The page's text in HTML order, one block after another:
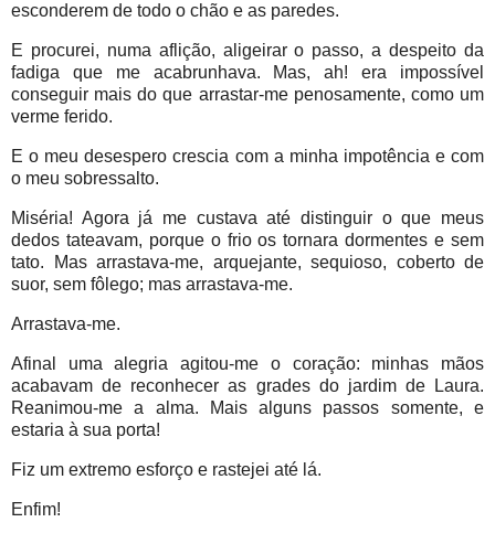
esconderem de todo o chão e as paredes.
E procurei, numa aflição, aligeirar o passo, a despeito da
fadiga que me acabrunhava. Mas, ah! era impossível
conseguir mais do que arrastar-me penosamente, como um
verme ferido.
E o meu desespero crescia com a minha impotência e com
o meu sobressalto.
Miséria! Agora já me custava até distinguir o que meus
dedos tateavam, porque o frio os tornara dormentes e sem
tato. Mas arrastava-me, arquejante, sequioso, coberto de
suor, sem fôlego; mas arrastava-me.
Arrastava-me.
Afinal uma alegria agitou-me o coração: minhas mãos
acabavam de reconhecer as grades do jardim de Laura.
Reanimou-me a alma. Mais alguns passos somente, e
estaria à sua porta!
Fiz um extremo esforço e rastejei até lá.
Enfim!